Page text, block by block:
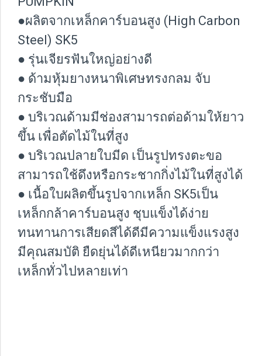
●ผลิตจากเหล็กคาร์บอนสูง (High Carbon
Steel) SK5
● รุ่นเจียรฟันใหญ่อย่างดี
● ด้ามหุ้มยางหนาพิเศษทรงกลม จับ
กระชับมือ
● บริเวณด้ามมีช่องสามารถต่อด้ามให้ยาว
ขึ้น เพื่อตัดไม้ในที่สูง
● บริเวณปลายใบมีด เป็นรูปทรงตะขอ
สามารถใช้ดึงหรือกระชากกิ่งไม้ในที่สูงได้
● เนื้อใบผลิตขึ้นรูปจากเหล็ก SK5เป็น
เหล็กกล้าคาร์บอนสูง ชุบแข็งได้ง่าย
ทนทานการเสียดสีได้ดีมีความแข็งแรงสูง
มีคุณสมบัติ ยืดยุ่นได้ดีเหนียวมากกว่า
เหล็กทั่วไปหลายเท่า